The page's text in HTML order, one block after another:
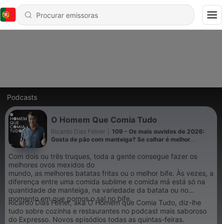
Podcasts
O Homem Que Comia Tudo
Ricardo Dias Felner
109 - Os mais ouvidos de 2026:
Gosta de pão com manteiga? Se calhar é melhor
Com dois ou três truques, toda a gente consegue fazer os
melhores ovos mexidos do
mundo, as melhores batatas fritas ou o melhor bife. Às vezes, a
diferença entre uma comida sublime e comida má está só na
quantidade de manteiga, na variedade da batata ou no
momento em que pomos o sal no bife.
Ricardo Dias Felner, aka O Homem que Comia Tudo, diz-lhe
tudo sobre cozinha e restaurantes no podcast mais saboroso
do Expresso. Novos episódios todas as quintas-feiras.